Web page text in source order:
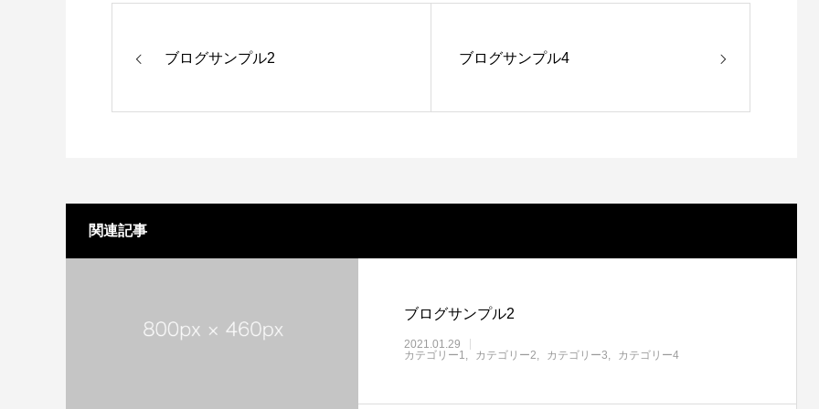
ブログサンプル2 ブログサンプル4
関連記事
ブログサンプル2
2021.01.29
カテゴリー1
カテゴリー2 カテゴリー3 カテゴリー4